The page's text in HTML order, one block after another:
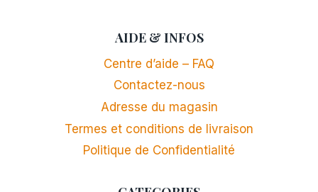
AIDE & INFOS
Centre d’aide – FAQ
Contactez-nous
Adresse du magasin
Termes et conditions de livraison
Politique de Confidentialité